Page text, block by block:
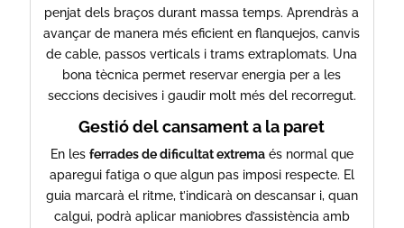
penjat dels braços durant massa temps. Aprendràs a
avançar de manera més eficient en flanquejos, canvis
de cable, passos verticals i trams extraplomats. Una
bona tècnica permet reservar energia per a les
seccions decisives i gaudir molt més del recorregut.
Gestió del cansament a la paret
En les ferrades de dificultat extremaés normal que
aparegui fatiga o que algun pas imposi respecte. El
guia marcarà el ritme, t’indicarà on descansar i, quan
calgui, podrà aplicar maniobres d’assistència amb